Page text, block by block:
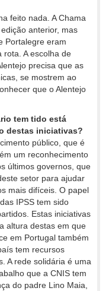
feito nada. A Chama
anterior, mas
Portalegre eram
rota. A escolha de
precisa que as
se mostrem ao
que o Alentejo
tem tido está
destas iniciativas?
público, que é
um reconhecimento
últimos governos, que
setor para ajudar
mais difíceis. O papel
IPSS tem sido
Estas iniciativas
altura destas em que
em Portugal também
tem recursos
A rede solidária é uma
que a CNIS tem
do padre Lino Maia,